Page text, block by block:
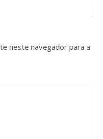
neste navegador para a